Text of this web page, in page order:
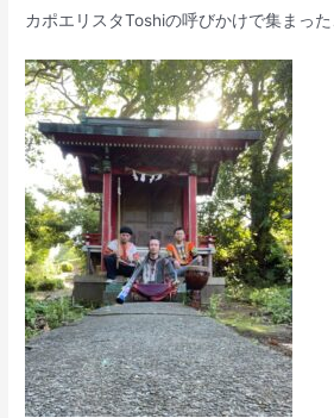
カポエリスタToshiの呼びかけで集まった